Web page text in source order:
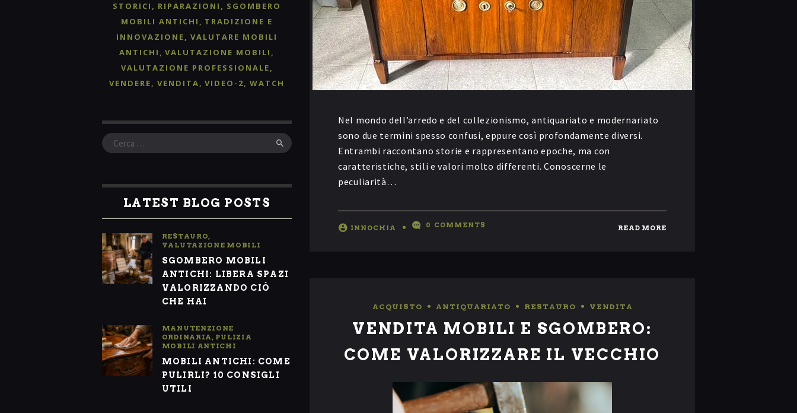
Nel mondo dell’arredo e del collezionismo, antiquariato e modernariato
sono due termini spesso confusi, eppure così profondamente diversi.
Entrambi raccontano storie e rappresentano epoche, ma con
caratteristiche, stili e valori molto differenti. Conoscerne le
peculiarità…
INNOCHIA 0 COMMENTS READ MORE
ACQUISTO ANTIQUARIATO RESTAURO VENDITA
VENDITA MOBILI E SGOMBERO:
COME VALORIZZARE IL VECCHIO
STORICI
RIPARAZIONI
SGOMBERO
MOBILI ANTICHI
TRADIZIONE E
INNOVAZIONE
VALUTARE MOBILI
ANTICHI
VALUTAZIONE MOBILI
VALUTAZIONE PROFESSIONALE
VENDERE
VENDITA VIDEO-2 WATCH
Ricerca
per:
LATEST BLOG POSTS
RESTAURO,
VALUTAZIONE MOBILI
SGOMBERO MOBILI
ANTICHI: LIBERA SPAZI
VALORIZZANDO CIÒ
CHE HAI
MANUTENZIONE
ORDINARIA, PULIZIA
MOBILI ANTICHI
MOBILI ANTICHI: COME
PULIRLI? 10 CONSIGLI
UTILI